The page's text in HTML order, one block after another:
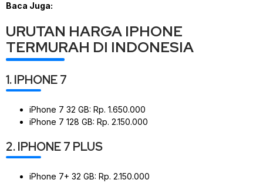
Baca Juga:
URUTAN HARGA IPHONE
TERMURAH DI INDONESIA
1. IPHONE 7
iPhone 7 32 GB: Rp. 1.650.000
iPhone 7 128 GB: Rp. 2.150.000
2. IPHONE 7 PLUS
iPhone 7+ 32 GB: Rp. 2.150.000